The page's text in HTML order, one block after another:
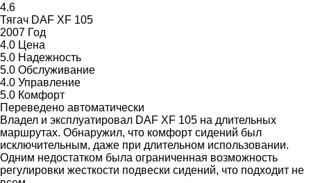
4.6
Тягач DAF XF 105
2007 Год
4.0 Цена
5.0 Надежность
5.0 Обслуживание
4.0 Управление
5.0 Комфорт
Переведено автоматически
Владел и эксплуатировал DAF XF 105 на длительных
маршрутах. Обнаружил, что комфорт сидений был
исключительным, даже при длительном использовании.
Одним недостатком была ограниченная возможность
регулировки жесткости подвески сидений, что подходит не